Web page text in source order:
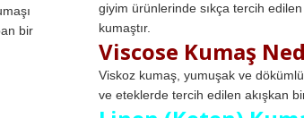
bir
giyim ürünlerinde sıkça tercih
kumaştır.
Viscose Kumaş
Viskoz kumaş, yumuşak ve dökümlü
ve eteklerde tercih edilen akışkan